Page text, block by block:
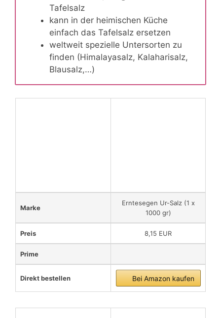
Tafelsalz
kann in der heimischen Küche
einfach das Tafelsalz ersetzen
weltweit spezielle Untersorten zu
finden (Himalayasalz, Kalaharisalz,
Blausalz,…)
Marke
Erntesegen Ur-Salz (1 x
1000 gr)
Preis 8,15 EUR
Prime
Direkt bestellen Bei Amazon kaufen